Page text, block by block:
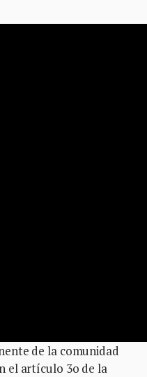
de la comunidad
el artículo 3o de la